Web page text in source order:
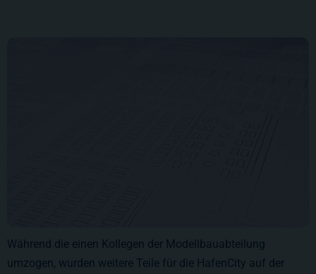
Während die einen Kollegen der Modellbauabteilung
umzogen, wurden weitere Teile für die HafenCity auf der